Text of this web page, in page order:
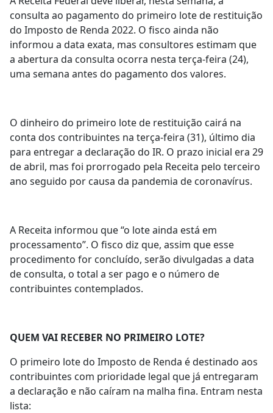
consulta ao pagamento do primeiro lote de restituição
do Imposto de Renda 2022. O fisco ainda não
informou a data exata, mas consultores estimam que
a abertura da consulta ocorra nesta terça-feira (24),
uma semana antes do pagamento dos valores.
O dinheiro do primeiro lote de restituição cairá na
conta dos contribuintes na terça-feira (31), último dia
para entregar a declaração do IR. O prazo inicial era 29
de abril, mas foi prorrogado pela Receita pelo terceiro
ano seguido por causa da pandemia de coronavírus.
A Receita informou que “o lote ainda está em
processamento”. O fisco diz que, assim que esse
procedimento for concluído, serão divulgadas a data
de consulta, o total a ser pago e o número de
contribuintes contemplados.
QUEM VAI RECEBER NO PRIMEIRO LOTE?
O primeiro lote do Imposto de Renda é destinado aos
contribuintes com prioridade legal que já entregaram
a declaração e não caíram na malha fina. Entram nesta
lista: